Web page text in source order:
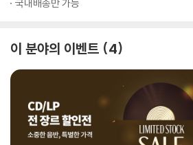
국내배송만 가능
이 분야의 이벤트 4